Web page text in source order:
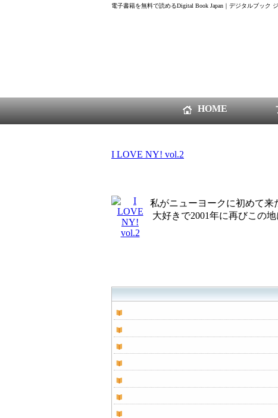
電子書籍を無料で読めるDigital Book Japan｜デジタルブック
HOME
I LOVE NY! vol.2
私がニューヨークに初めて
大好きで2001年に再びこの